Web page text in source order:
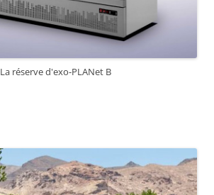
La réserve d'exo-PLANet B